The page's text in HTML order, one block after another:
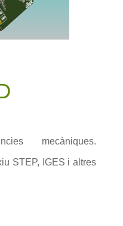
mecàniques.
STEP, IGES i altres